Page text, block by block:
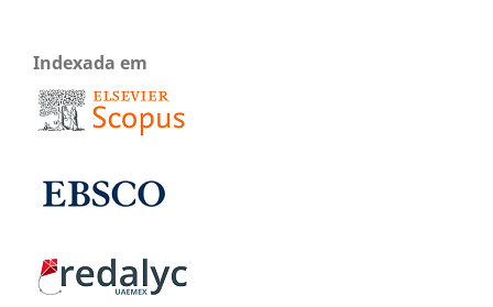
Indexada em